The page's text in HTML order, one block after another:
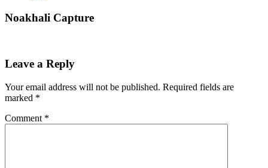
Noakhali Capture
Leave a Reply
Your email address will not be published. Required fields are
marked *
Comment *